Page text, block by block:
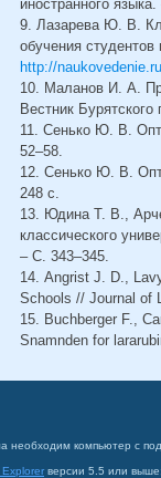
иностранного
9. Лазарева Ю. В.
обучения
http://
10. Маланов И. А.
Вестник
11. Сенько Ю. В.
52–58.
12. Сенько Ю. В.
248 с.
13. Юдина Т. В.,
классического
– С. 343–345.
14. Angrist J. D.,
Schools // Journal of
15. Buchberger F.,
Snamnden for
необходим компьютер с
версии 5.5 или выше;